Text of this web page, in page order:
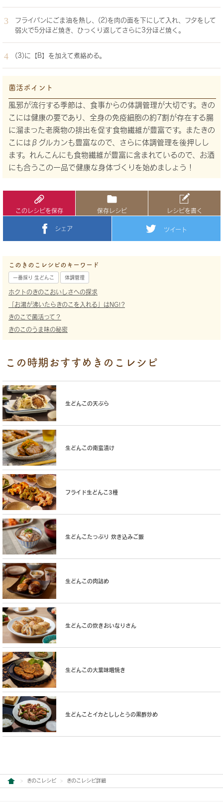
フライパンにごま油を熱し、(2)を肉の面を下にして入れ、フタをして
弱火で5分ほど焼き、ひっくり返してさらに3分ほど焼く。
(3)に【B】を加えて煮絡める。
菌活ポイント
風邪が流行する季節は、食事からの体調管理が大切です。きの
こには健康の要であり、全身の免疫細胞の約7割が存在する腸
に溜まった老廃物の排出を促す食物繊維が豊富です。またきの
こにはβグルカンも豊富なので、さらに体調管理を後押しし
ます。れんこんにも食物繊維が豊富に含まれているので、お酒
にも合うこの一品で健康な身体づくりを始めましょう！
このレシピを保存 保存レシピ レシピを書く
シェア ツイート
このきのこレシピのキーワード
一番採り 生どんこ 体調管理
ホクトのきのこおいしさへの探求
「お湯が沸いたらきのこを入れる」はNG!?
きのこで菌活って？
きのこのうま味の秘密
この時期おすすめきのこレシピ
生どんこの天ぷら
生どんこの南蛮漬け
フライド生どんこ3種
生どんこたっぷり 炊き込みご飯
生どんこの肉詰め
生どんこの炊きおいなりさん
生どんこの大葉味噌焼き
生どんことイカとししとうの黒酢炒め
きのこレシピ きのこレシピ詳細